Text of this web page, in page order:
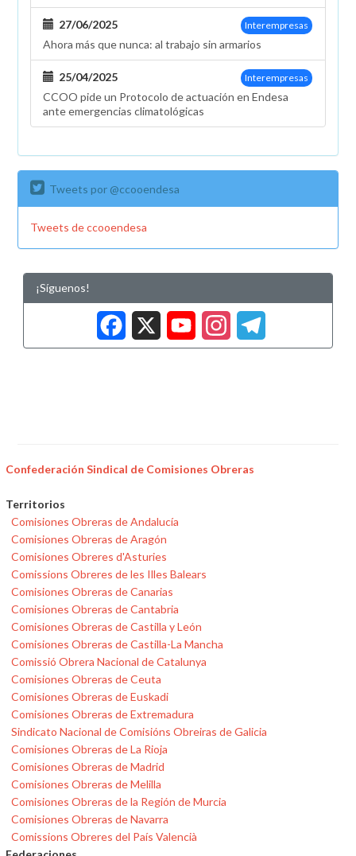
Interempresas
27/06/2025
Ahora más que nunca: al trabajo sin armarios
Interempresas
25/04/2025
CCOO pide un Protocolo de actuación en Endesa
ante emergencias climatológicas
Tweets por @ccooendesa
Tweets de ccooendesa
¡Síguenos!
Facebook
X
Confederación Sindical de Comisiones Obreras
Territorios
Comisiones Obreras de Andalucía
Comisiones Obreras de Aragón
Comisiones Obreres d'Asturies
Comissions Obreres de les Illes Balears
Comisiones Obreras de Canarias
Comisiones Obreras de Cantabria
Comisiones Obreras de Castilla y León
Comisiones Obreras de Castilla-La Mancha
Comissió Obrera Nacional de Catalunya
Comisiones Obreras de Ceuta
Comisiones Obreras de Euskadi
Comisiones Obreras de Extremadura
Sindicato Nacional de Comisións Obreiras de Galicia
Comisiones Obreras de La Rioja
Comisiones Obreras de Madrid
Comisiones Obreras de Melilla
Comisiones Obreras de la Región de Murcia
Comisiones Obreras de Navarra
Comissions Obreres del País Valencià